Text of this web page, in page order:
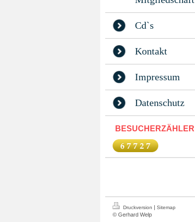
Cd`s
Kontakt
Impressum
Datenschutz
BESUCHERZÄHLER
Druckversion | Sitemap
© Gerhard Welp